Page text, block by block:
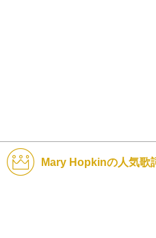
Mary Hopkinの人気歌